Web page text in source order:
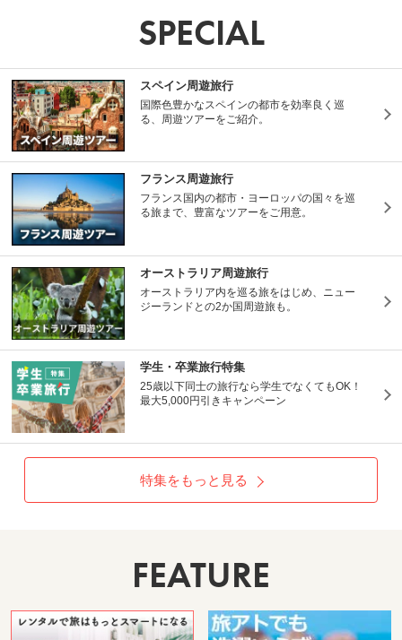
SPECIAL
スペイン周遊旅行
国際色豊かなスペインの都市を効率良く巡
る、周遊ツアーをご紹介。
フランス周遊旅行
フランス国内の都市・ヨーロッパの国々を巡
る旅まで、豊富なツアーをご用意。
オーストラリア周遊旅行
オーストラリア内を巡る旅をはじめ、ニュー
ジーランドとの2か国周遊旅も。
学生・卒業旅行特集
25歳以下同士の旅行なら学生でなくてもOK！
最大5,000円引きキャンペーン
特集をもっと見る
FEATURE